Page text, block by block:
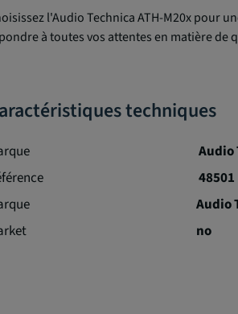
l'Audio Technica ATH-M20x pour
à toutes vos attentes en matière de
techniques
Audio
48501
Audio
no